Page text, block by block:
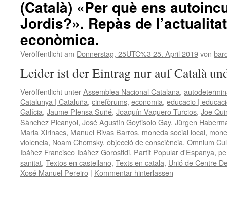
(Català) «Per què ens
Jordis?». Repàs de
econòmica.
Veröffentlicht am Donnerstag, 25UTC%3 25. April 2019von
Leider ist der Eintrag nur auf Català
Veröffentlicht unterAssemblea Nacional Catalana,
Catalunya | Cataluña, cinefòrums, economia, educacio |
Galícia, Jaume Plensa Suñé, Joaquín Vaquero Turcios, Joe
Sànchez Picanyol, José Agustín Goytisolo Gay, Jürgen
Maria Xirinacs, Manuel Rivas Barros, moneda social local,
violencia, Noam Chomsky, objecció de consciència, Òmnium
Ibáñez Francisco Ibáñez Gorostidi, Partit Popular d'Espanya,
sanitat, Textos en castellano, Texts en catala, Unió de Centre
Xosé Manuel Pereiro | Kommentar hinterlassen